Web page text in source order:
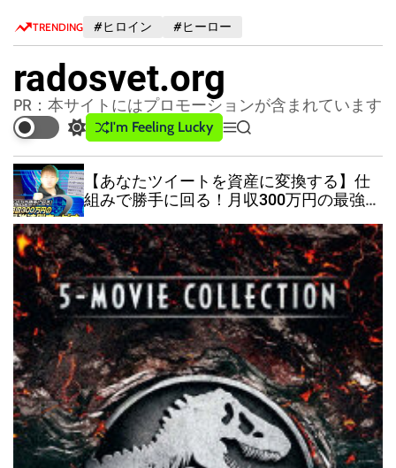
TRENDING #ヒロイン #ヒーロー
radosvet.org
PR：本サイトにはプロモーションが含まれています
S
w
i
t
c
h
c
o
l
o
r
o
d
e
I'm Feeling Lucky
M
e
n
u
S
e
a
r
c
h
【あなたツイートを資産に変換する】仕
組みで勝手に回る！月収300万円の最強法